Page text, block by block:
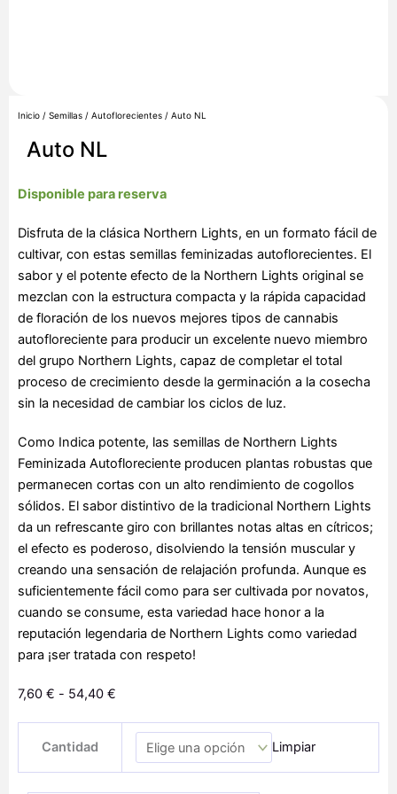
Inicio / Semillas / Autoflorecientes / Auto NL
Auto NL
Disponible para reserva
Disfruta de la clásica Northern Lights, en un formato fácil de
cultivar, con estas semillas feminizadas autoflorecientes. El
sabor y el potente efecto de la Northern Lights original se
mezclan con la estructura compacta y la rápida capacidad
de floración de los nuevos mejores tipos de cannabis
autofloreciente para producir un excelente nuevo miembro
del grupo Northern Lights, capaz de completar el total
proceso de crecimiento desde la germinación a la cosecha
sin la necesidad de cambiar los ciclos de luz.
Como Indica potente, las semillas de Northern Lights
Feminizada Autofloreciente producen plantas robustas que
permanecen cortas con un alto rendimiento de cogollos
sólidos. El sabor distintivo de la tradicional Northern Lights
da un refrescante giro con brillantes notas altas en cítricos;
el efecto es poderoso, disolviendo la tensión muscular y
creando una sensación de relajación profunda. Aunque es
suficientemente fácil como para ser cultivada por novatos,
cuando se consume, esta variedad hace honor a la
reputación legendaria de Northern Lights como variedad
para ¡ser tratada con respeto!
7,60 € - 54,40 €
precios:
desde
7,60 €
Cantidad Limpiar
NL
cantidad